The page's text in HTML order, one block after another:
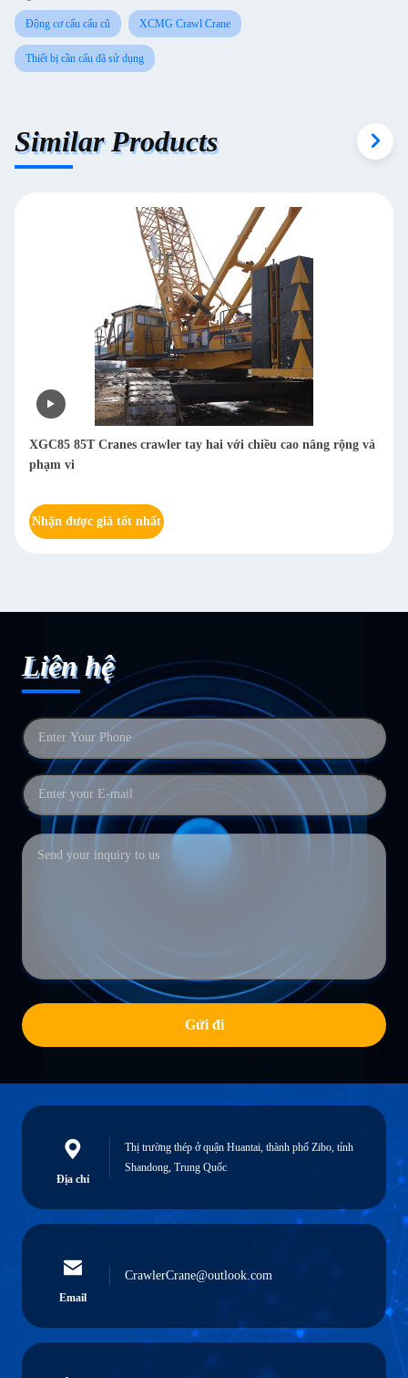
Động cơ cẩu cẩu cũ XCMG Crawl Crane
Thiết bị cần cẩu đã sử dụng
Similar Products
XGC85 85T Cranes crawler tay hai với chiều cao nâng rộng và
phạm vi
Nhận được giá tốt nhất
Liên hệ
Gửi đi
Địa chỉ
Thị trường thép ở quận Huantai, thành phố Zibo, tỉnh
Shandong, Trung Quốc
Email
CrawlerCrane@outlook.com